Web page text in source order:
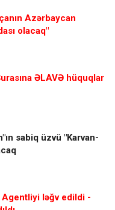
Azərbaycan
olacaq"
ƏLAVƏ hüquqlar
sabiq üzvü "Karvan-
Agentliyi ləğv edildi -